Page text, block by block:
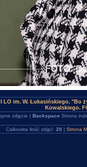
LO im. W. Łukasińskiego. "Bo
Kowalskiego.
zdjęcie | Backspace Strona
Całkowita ilość zdjęć: 20 | Strona